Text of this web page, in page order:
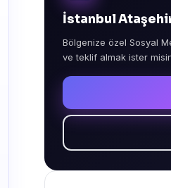
İstanbul
Bölgenize özel Sosyal
ve teklif almak ister